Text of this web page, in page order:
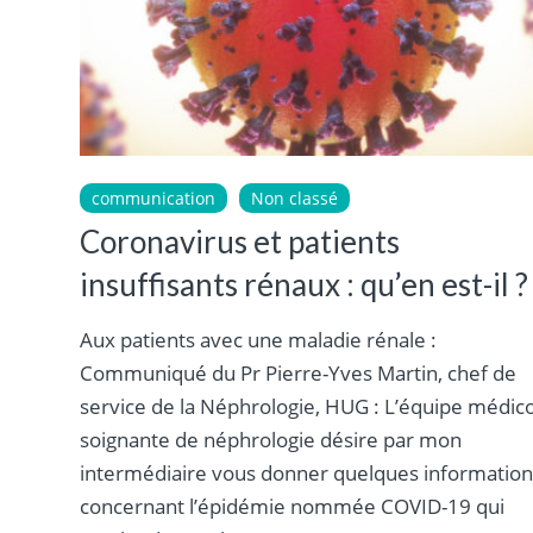
communication Non classé
Coronavirus et patients
insuffisants rénaux : qu’en est-il ?
Aux patients avec une maladie rénale :
Communiqué du Pr Pierre-Yves Martin, chef de
service de la Néphrologie, HUG : L’équipe
soignante de néphrologie désire par mon
intermédiaire vous donner quelques
concernant l’épidémie nommée COVID-19 qui